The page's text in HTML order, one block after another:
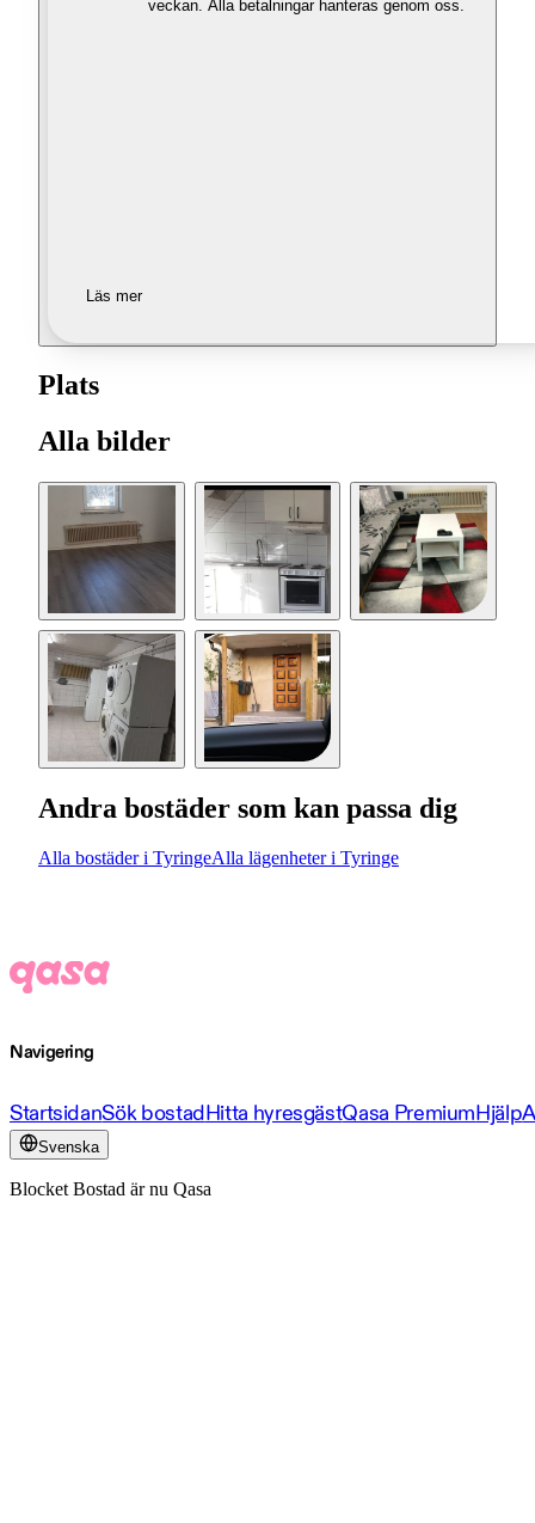
veckan. Alla betalningar hanteras genom oss.
Läs mer
Plats
Alla bilder
Andra bostäder som kan passa dig
Alla bostäder i TyringeAlla lägenheter i Tyringe
Navigering
StartsidanSök bostadHitta hyresgästQasa PremiumHjälp
Svenska
Blocket Bostad är nu Qasa